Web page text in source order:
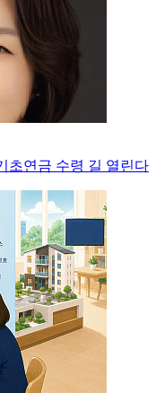
초연금 수령 길 열린다